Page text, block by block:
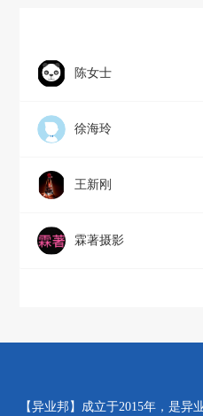
陈女士
徐海玲
王新刚
霖著摄影
【异业邦】成立于2015年，是